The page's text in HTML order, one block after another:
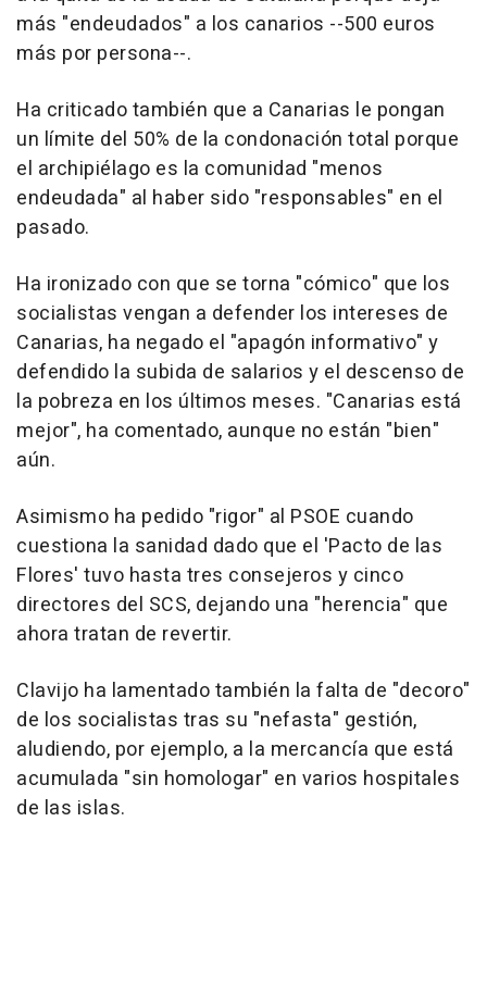
más "endeudados" a los canarios --500 euros
más por persona--.
Ha criticado también que a Canarias le pongan
un límite del 50% de la condonación total porque
el archipiélago es la comunidad "menos
endeudada" al haber sido "responsables" en el
pasado.
Ha ironizado con que se torna "cómico" que los
socialistas vengan a defender los intereses de
Canarias, ha negado el "apagón informativo" y
defendido la subida de salarios y el descenso de
la pobreza en los últimos meses. "Canarias está
mejor", ha comentado, aunque no están "bien"
aún.
Asimismo ha pedido "rigor" al PSOE cuando
cuestiona la sanidad dado que el 'Pacto de las
Flores' tuvo hasta tres consejeros y cinco
directores del SCS, dejando una "herencia" que
ahora tratan de revertir.
Clavijo ha lamentado también la falta de "decoro"
de los socialistas tras su "nefasta" gestión,
aludiendo, por ejemplo, a la mercancía que está
acumulada "sin homologar" en varios hospitales
de las islas.